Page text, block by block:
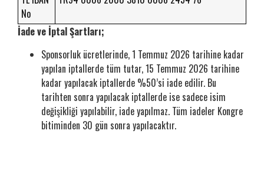
No
İade ve İptal Şartları;
Sponsorluk ücretlerinde, 1 Temmuz 2026 tarihine kadar
yapılan iptallerde tüm tutar, 15 Temmuz 2026 tarihine
kadar yapılacak iptallerde %50’si iade edilir. Bu
tarihten sonra yapılacak iptallerde ise sadece isim
değişikliği yapılabilir, iade yapılmaz. Tüm iadeler Kongre
bitiminden 30 gün sonra yapılacaktır.